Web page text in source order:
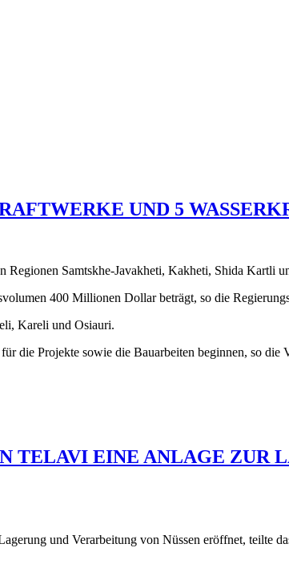
UND 5
Samtskhe-Javakheti, Kakheti, Shida Kartli
400 Millionen Dollar beträgt, so die
Kareli und Osiauri.
die Projekte sowie die Bauarbeiten beginnen, so die
TELAVI EINE ANLAGE ZUR
und Verarbeitung von Nüssen eröffnet, teilte